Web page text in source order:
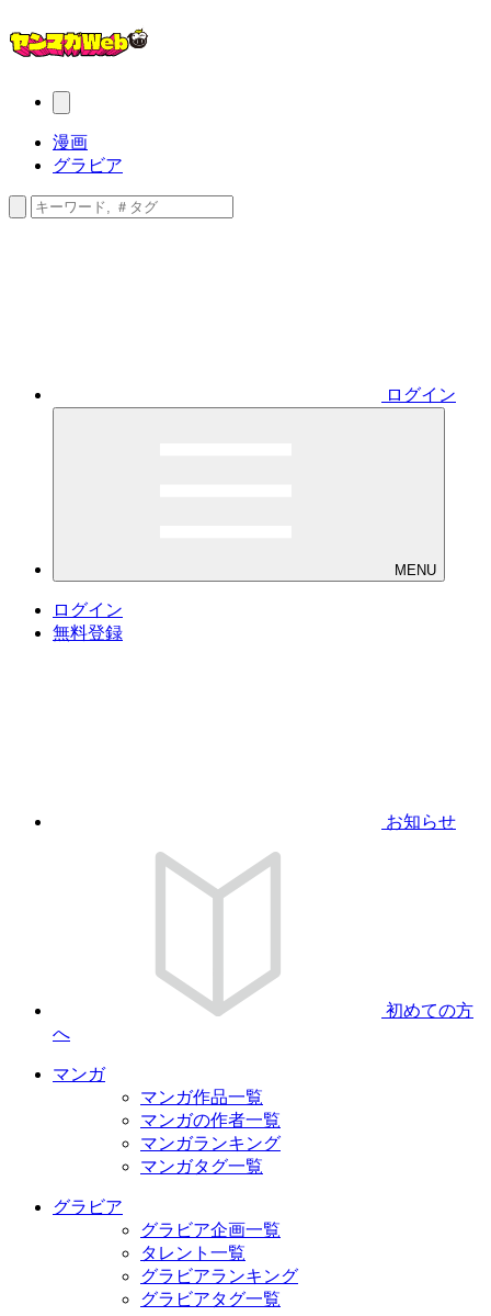
漫画
グラビア
ログイン
MENU
ログイン
無料登録
お知らせ
初めての方
へ
マンガ
マンガ作品一覧
マンガの作者一覧
マンガランキング
マンガタグ一覧
グラビア
グラビア企画一覧
タレント一覧
グラビアランキング
グラビアタグ一覧